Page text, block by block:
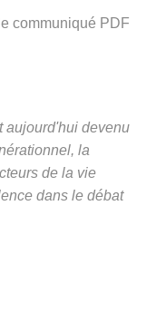
communiqué PDF
aujourd'hui devenu
la
de la vie
dans le débat